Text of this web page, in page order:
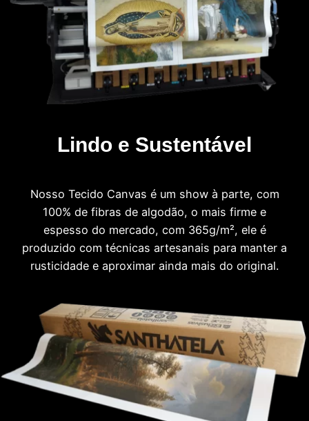
Lindo e Sustentável
Nosso Tecido Canvas é um show à parte, com
100% de fibras de algodão, o mais firme e
espesso do mercado, com 365g/m², ele é
produzido com técnicas artesanais para manter a
rusticidade e aproximar ainda mais do original.